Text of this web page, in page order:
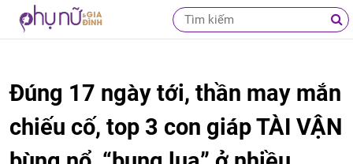
Đúng 17 ngày tới, thần may mắn
chiếu cố, top 3 con giáp TÀI VẬN